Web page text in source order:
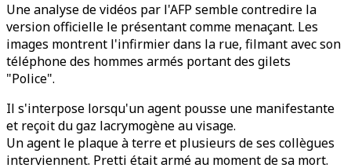
Une analyse de vidéos par l'AFP semble contredire la
version officielle le présentant comme menaçant. Les
images montrent l'infirmier dans la rue, filmant avec son
téléphone des hommes armés portant des gilets
"Police".
Il s'interpose lorsqu'un agent pousse une manifestante
et reçoit du gaz lacrymogène au visage.
Un agent le plaque à terre et plusieurs de ses collègues
interviennent. Pretti était armé au moment de sa mort.